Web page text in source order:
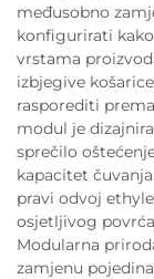
međusobno
konfigurirati
vrstama
izbjegive
rasporediti
modul je
sprečilo
kapacitet
pravi odvoj
osjetljivog
Modularna
zamjenu